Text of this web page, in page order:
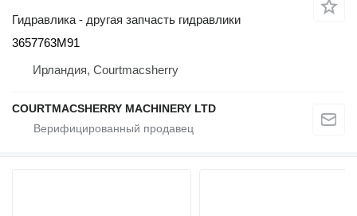
Гидравлика - другая запчасть гидравлики
3657763M91
Ирландия, Courtmacsherry
COURTMACSHERRY MACHINERY LTD